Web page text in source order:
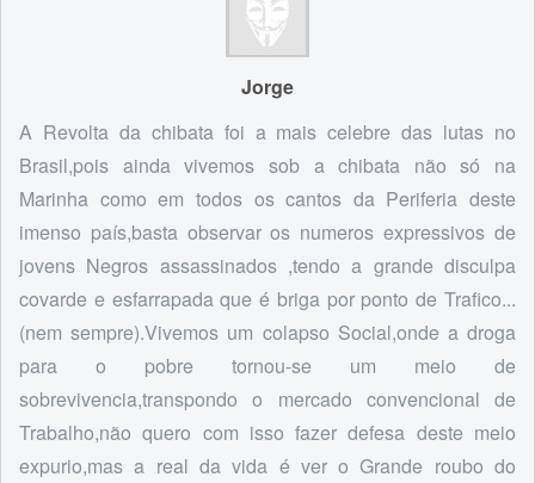
Jorge
A Revolta da chibata foi a mais celebre das lutas no
Brasil,pois ainda vivemos sob a chibata não só na
Marinha como em todos os cantos da Periferia deste
imenso país,basta observar os numeros expressivos de
jovens Negros assassinados ,tendo a grande disculpa
covarde e esfarrapada que é briga por ponto de Trafico...
(nem sempre).Vivemos um colapso Social,onde a droga
para o pobre tornou-se um meio de
sobrevivencia,transpondo o mercado convencional de
Trabalho,não quero com isso fazer defesa deste meio
expurio,mas a real da vida é ver o Grande roubo do